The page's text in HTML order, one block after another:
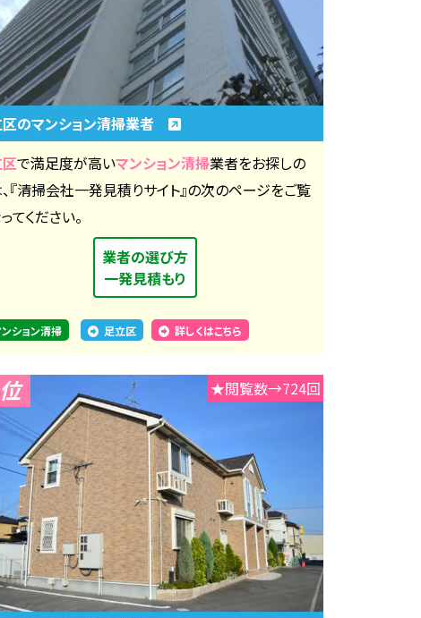
のマンション清掃業者
で満足度が高いマンション清掃業者をお探しの
『清掃会社一発見積りサイト』の次のページをご覧
てください。
業者の選び方
一発見積もり
ション清掃 足立区 詳しくはこちら
★閲覧数→724回